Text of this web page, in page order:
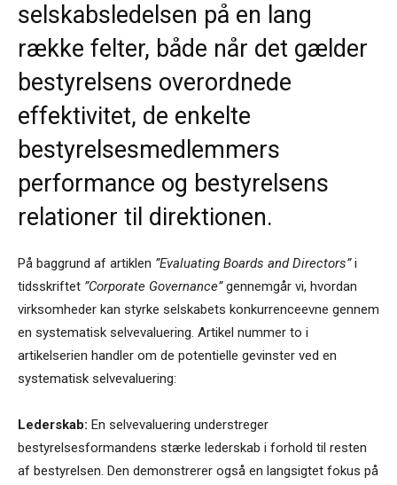
selskabsledelsen på en lang
række felter, både når det gælder
bestyrelsens overordnede
effektivitet, de enkelte
bestyrelsesmedlemmers
performance og bestyrelsens
relationer til direktionen.
På baggrund af artiklen ”Evaluating Boards and Directors”i
tidsskriftet ”Corporate Governance”gennemgår vi, hvordan
virksomheder kan styrke selskabets konkurrenceevne gennem
en systematisk selvevaluering. Artikel nummer to i
artikelserien handler om de potentielle gevinster ved en
systematisk selvevaluering:
Lederskab: En selvevaluering understreger
bestyrelsesformandens stærke lederskab i forhold til resten
af bestyrelsen. Den demonstrerer også en langsigtet fokus på